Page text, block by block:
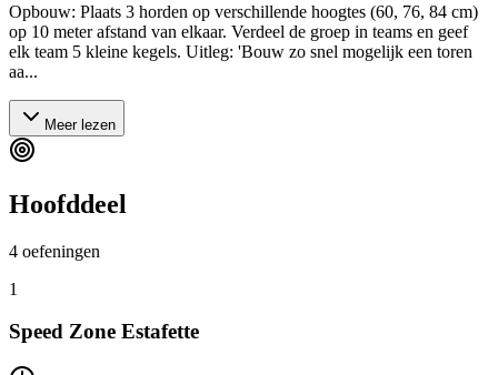
Opbouw: Plaats 3 horden op verschillende hoogtes (60, 76, 84 cm)
op 10 meter afstand van elkaar. Verdeel de groep in teams en geef
elk team 5 kleine kegels. Uitleg: 'Bouw zo snel mogelijk een toren
aa...
Meer lezen
Hoofddeel
4 oefeningen
1
Speed Zone Estafette